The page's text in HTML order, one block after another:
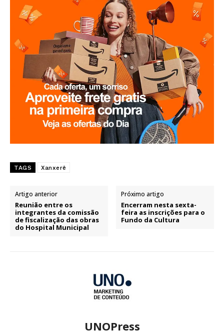
TAGS Xanxerê
Artigo anterior
Reunião entre os
integrantes da comissão
de fiscalização das obras
do Hospital Municipal
Próximo artigo
Encerram nesta sexta-
feira as inscrições para o
Fundo da Cultura
UNOPress